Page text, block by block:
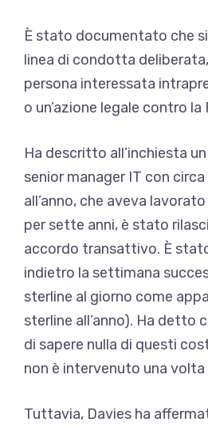
È stato documentato che
linea di condotta
persona interessata
o un’azione legale contro la
Ha descritto all’inchiesta
senior manager IT con
all’anno, che aveva
per sette anni, è stato
accordo transattivo. È
indietro la settimana
sterline al giorno come
sterline all’anno). Ha detto
di sapere nulla di questi
non è intervenuto una
Tuttavia, Davies ha